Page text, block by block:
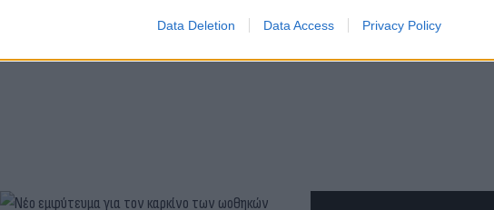
Data Deletion Data Access Privacy Policy